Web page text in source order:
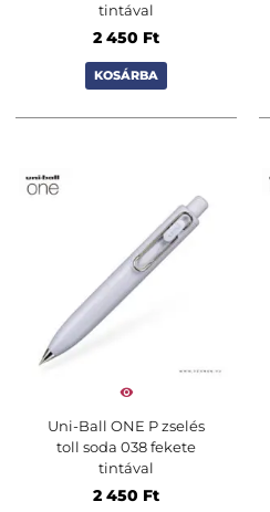
tintával
2 450 Ft
KOSÁRBA
Uni-Ball ONE P zselés
toll soda 038 fekete
tintával
2 450 Ft